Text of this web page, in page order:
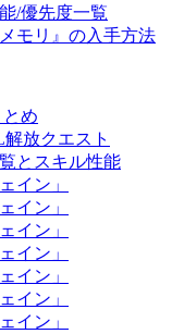
/優先度一覧
メモリ』の入手方法
め
放クエスト
とスキル性能
イン」
イン」
イン」
イン」
イン」
イン」
イン」